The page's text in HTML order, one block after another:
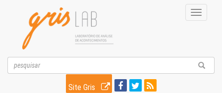
Toggle
Site Gris